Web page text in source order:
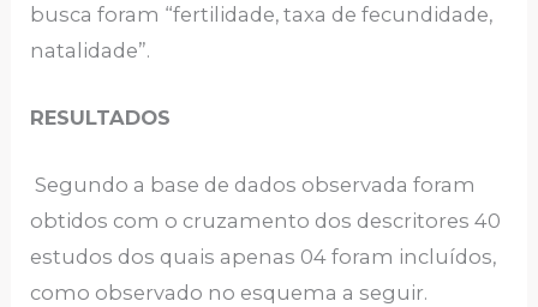
busca foram “fertilidade, taxa de fecundidade,
natalidade”.
RESULTADOS
Segundo a base de dados observada foram
obtidos com o cruzamento dos descritores 40
estudos dos quais apenas 04 foram incluídos,
como observado no esquema a seguir.